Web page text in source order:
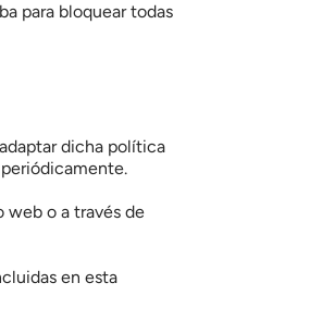
para bloquear todas
dicha política
web o a través de
en esta